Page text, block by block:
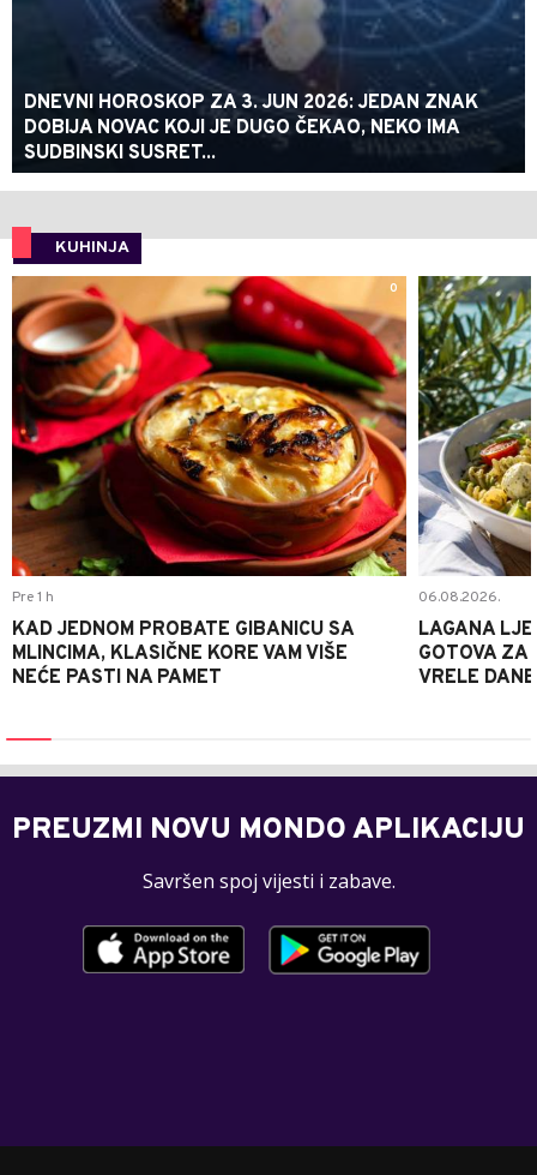
DNEVNI HOROSKOP ZA 3. JUN 2026: JEDAN ZNAK
DOBIJA NOVAC KOJI JE DUGO ČEKAO, NEKO IMA
SUDBINSKI SUSRET...
KUHINJA
0
Pre 1 h
KAD JEDNOM PROBATE GIBANICU SA
MLINCIMA, KLASIČNE KORE VAM VIŠE
NEĆE PASTI NA PAMET
06.08.2026.
LAGANA
GOTOVA ZA
VRELE DANE
PREUZMI NOVU MONDO APLIKACIJU
Savršen spoj vijesti i zabave.